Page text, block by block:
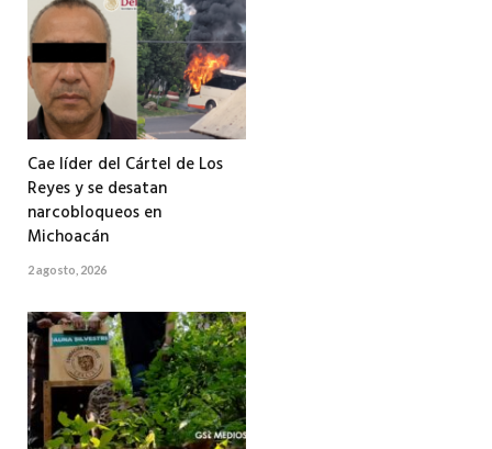
Cae líder del Cártel de Los
Reyes y se desatan
narcobloqueos en
Michoacán
2 agosto, 2026